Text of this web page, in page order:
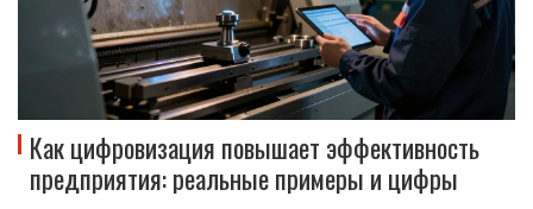
Как цифровизация повышает эффективность
предприятия: реальные примеры и цифры